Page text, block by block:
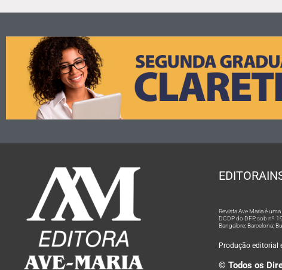
EDITORA
Revista Ave Maria é
DCDP do DFP, sob nº
Bangalore; Barcelona;
Produção editorial
© Todos os